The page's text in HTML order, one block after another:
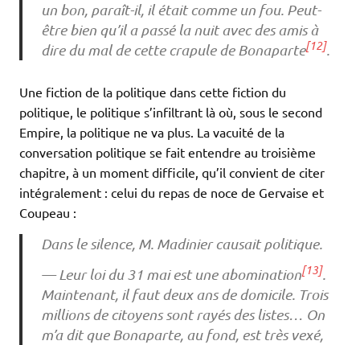
un bon, paraît-il, il était comme un fou. Peut-
être bien qu’il a passé la nuit avec des amis à
dire du mal de cette crapule de Bonaparte[12].
Une fiction de la politique dans cette fiction du
politique, le politique s’infiltrant là où, sous le second
Empire, la politique ne va plus. La vacuité de la
conversation politique se fait entendre au troisième
chapitre, à un moment difficile, qu’il convient de citer
intégralement : celui du repas de noce de Gervaise et
Coupeau :
Dans le silence, M. Madinier causait politique.
— Leur loi du 31 mai est une abomination[13].
Maintenant, il faut deux ans de domicile. Trois
millions de citoyens sont rayés des listes… On
m’a dit que Bonaparte, au fond, est très vexé,